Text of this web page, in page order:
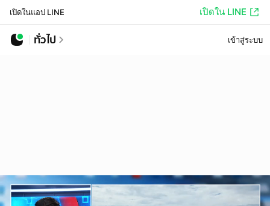
เปิดในแอป LINE เปิดใน LINE
ทั่วไป เข้าสู่ระบบ